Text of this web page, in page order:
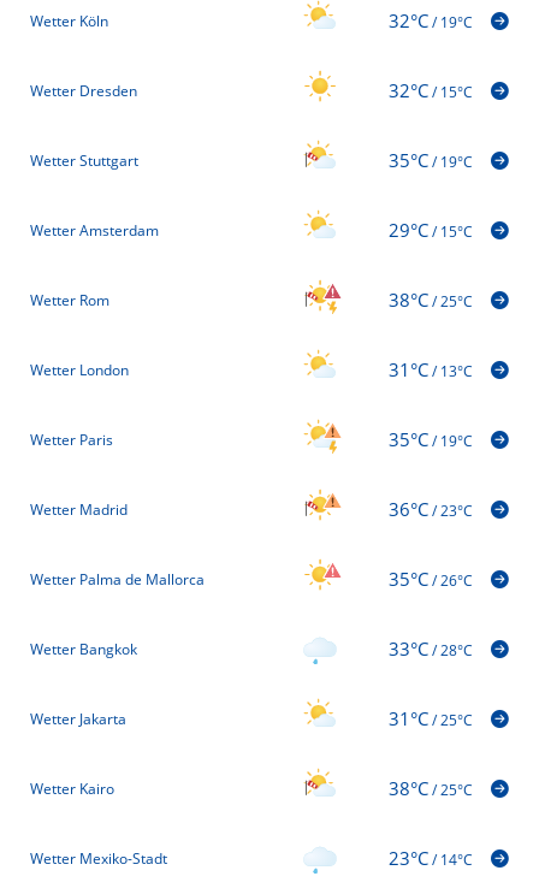
Wetter Köln 32°C/19°C
Wetter Dresden 32°C/15°C
Wetter Stuttgart 35°C/19°C
Wetter Amsterdam 29°C/15°C
Wetter Rom 38°C/25°C
Wetter London 31°C/13°C
Wetter Paris 35°C/19°C
Wetter Madrid 36°C/23°C
Wetter Palma de Mallorca 35°C/26°C
Wetter Bangkok 33°C/28°C
Wetter Jakarta 31°C/25°C
Wetter Kairo 38°C/25°C
Wetter Mexiko-Stadt 23°C/14°C